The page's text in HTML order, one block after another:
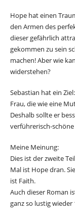
Hope hat einen
den Armen des
dieser gefährlich
gekommen zu sein
machen! Aber wie
widerstehen?
Sebastian hat ein
Frau, die wie eine
Deshalb sollte er
verführerisch-
Meine Meinung:
Dies ist der zweite
Mal ist Hope dran.
ist Faith.
Auch dieser Roman
ganz so lustig wieder